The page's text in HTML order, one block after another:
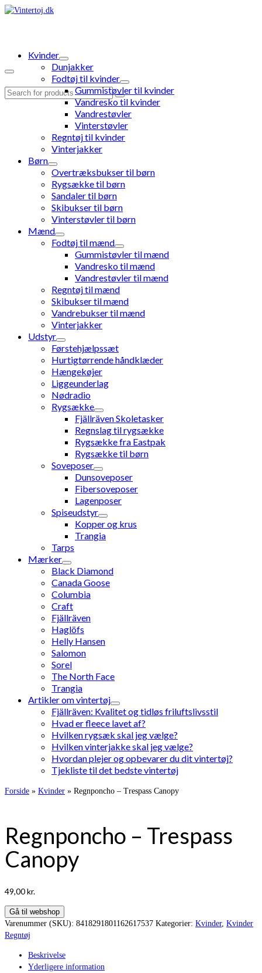
Search
Kvinder
Dunjakker
Fodtøj til kvinder
Gummistøvler til kvinder
Vandresko til kvinder
Vandrestøvler
Vinterstøvler
Regntøj til kvinder
Vinterjakker
Børn
Overtræksbukser til børn
Rygsække til børn
Sandaler til børn
Skibukser til børn
Vinterstøvler til børn
Mænd
Fodtøj til mænd
Gummistøvler til mænd
Vandresko til mænd
Vandrestøvler til mænd
Regntøj til mænd
Skibukser til mænd
Vandrebukser til mænd
Vinterjakker
Udstyr
Førstehjælpssæt
Hurtigtørrende håndklæder
Hængekøjer
Liggeunderlag
Nødradio
Rygsække
Fjällräven Skoletasker
Regnslag til rygsække
Rygsække fra Eastpak
Rygsække til børn
Soveposer
Dunsoveposer
Fibersoveposer
Lagenposer
Spiseudstyr
Kopper og krus
Trangia
Tarps
Mærker
Black Diamond
Canada Goose
Columbia
Craft
Fjällräven
Haglöfs
Helly Hansen
Salomon
Sorel
The North Face
Trangia
Artikler om vintertøj
Fjällräven: Kvalitet og tidløs friluftslivsstil
Hvad er fleece lavet af?
Hvilken rygsæk skal jeg vælge?
Hvilken vinterjakke skal jeg vælge?
Hvordan plejer og opbevarer du dit vintertøj?
Tjekliste til det bedste vintertøj
Forside » Kvinder » Regnponcho – Trespass Canopy
Regnponcho – Trespass
Canopy
49,00kr.
Gå til webshop
Varenummer (SKU): 8418291801162617537 Kategorier: Kvinder, Kvinder
Regntøj
Beskrivelse
Yderligere information